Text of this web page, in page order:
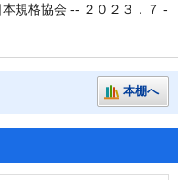
本規格協会 -- ２０２３．７ -
本棚へ